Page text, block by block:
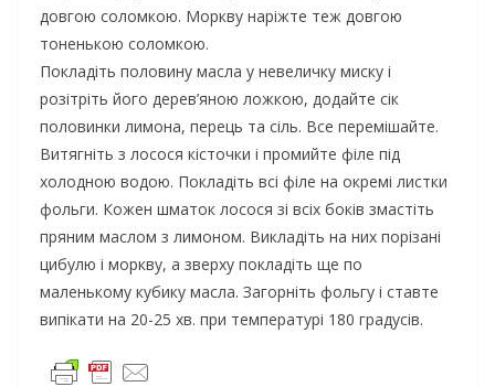
довгою соломкою. Моркву наріжте теж довгою
тоненькою соломкою.
Покладіть половину масла у невеличку миску і
розітріть його дерев’яною ложкою, додайте сік
половинки лимона, перець та сіль. Все перемішайте.
Витягніть з лосося кісточки і промийте філе під
холодною водою. Покладіть всі філе на окремі листки
фольги. Кожен шматок лосося зі всіх боків змастіть
пряним маслом з лимоном. Викладіть на них порізані
цибулю і моркву, а зверху покладіть ще по
маленькому кубику масла. Загорніть фольгу і ставте
випікати на 20-25 хв. при температурі 180 градусів.